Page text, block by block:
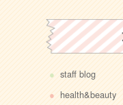
staff blog
health&beauty